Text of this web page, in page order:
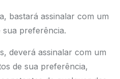
bastará assinalar com um
preferência.
deverá assinalar com um
de sua preferência,